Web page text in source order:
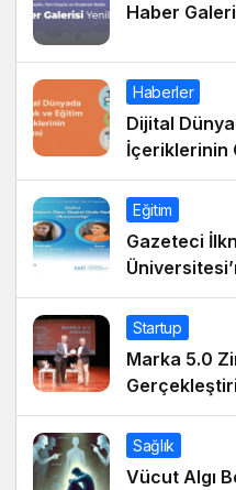
Haber
Haberler
Dijital
İçeriklerinin
Eğitim
Gazeteci
Startup
Marka 5.0
Sağlık
Vücut Algı